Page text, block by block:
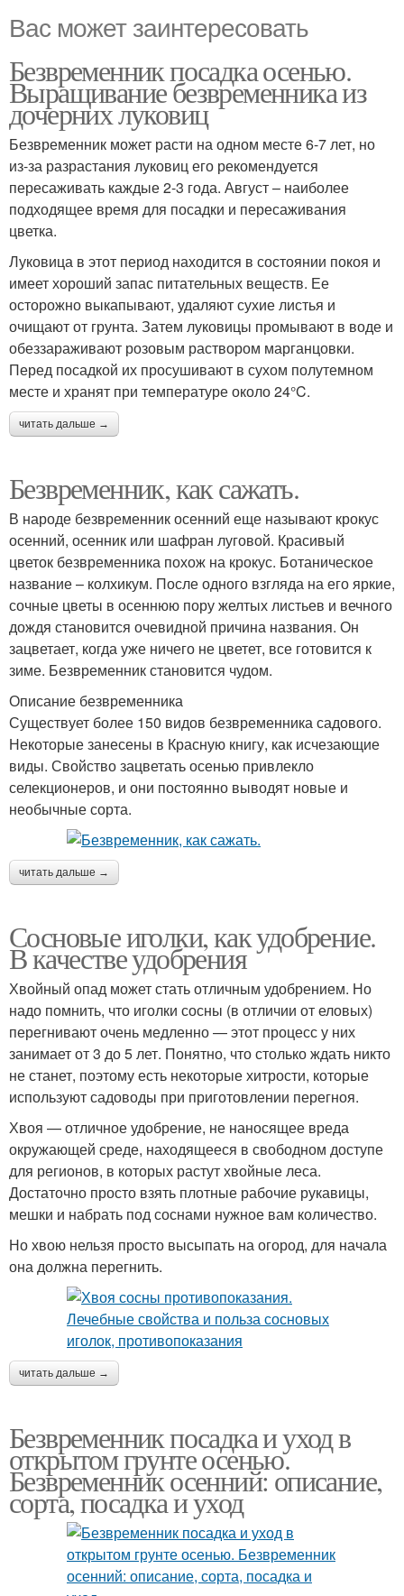
Вас может заинтересовать
Безвременник посадка осенью.
Выращивание безвременника из
дочерних луковиц
Безвременник может расти на одном месте 6-7 лет, но
из-за разрастания луковиц его рекомендуется
пересаживать каждые 2-3 года. Август – наиболее
подходящее время для посадки и пересаживания
цветка.
Луковица в этот период находится в состоянии покоя и
имеет хороший запас питательных веществ. Ее
осторожно выкапывают, удаляют сухие листья и
очищают от грунта. Затем луковицы промывают в воде и
обеззараживают розовым раствором марганцовки.
Перед посадкой их просушивают в сухом полутемном
месте и хранят при температуре около 24°C.
читать дальше →
Безвременник, как сажать.
В народе безвременник осенний еще называют крокус
осенний, осенник или шафран луговой. Красивый
цветок безвременника похож на крокус. Ботаническое
название – колхикум. После одного взгляда на его яркие,
сочные цветы в осеннюю пору желтых листьев и вечного
дождя становится очевидной причина названия. Он
зацветает, когда уже ничего не цветет, все готовится к
зиме. Безвременник становится чудом.
Описание безвременника
Существует более 150 видов безвременника садового.
Некоторые занесены в Красную книгу, как исчезающие
виды. Свойство зацветать осенью привлекло
селекционеров, и они постоянно выводят новые и
необычные сорта.
читать дальше →
Сосновые иголки, как удобрение.
В качестве удобрения
Хвойный опад может стать отличным удобрением. Но
надо помнить, что иголки сосны (в отличии от еловых)
перегнивают очень медленно — этот процесс у них
занимает от 3 до 5 лет. Понятно, что столько ждать никто
не станет, поэтому есть некоторые хитрости, которые
используют садоводы при приготовлении перегноя.
Хвоя — отличное удобрение, не наносящее вреда
окружающей среде, находящееся в свободном доступе
для регионов, в которых растут хвойные леса.
Достаточно просто взять плотные рабочие рукавицы,
мешки и набрать под соснами нужное вам количество.
Но хвою нельзя просто высыпать на огород, для начала
она должна перегнить.
читать дальше →
Безвременник посадка и уход в
открытом грунте осенью.
Безвременник осенний: описание,
сорта, посадка и уход